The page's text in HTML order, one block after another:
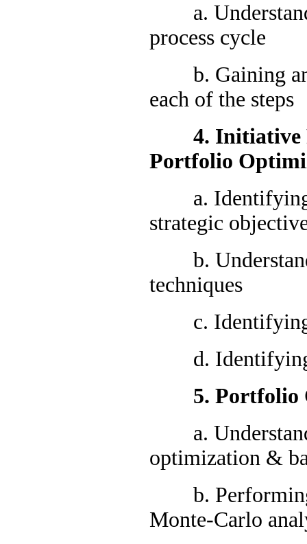
a.
process cycle
b. Gaining an
each of the steps
4. Initiative
Portfolio
a. Identifying
strategic
b.
techniques
c. Identifying
d. Identifying
5. Portfolio
a.
optimization &
b. Performing
Monte-Carlo